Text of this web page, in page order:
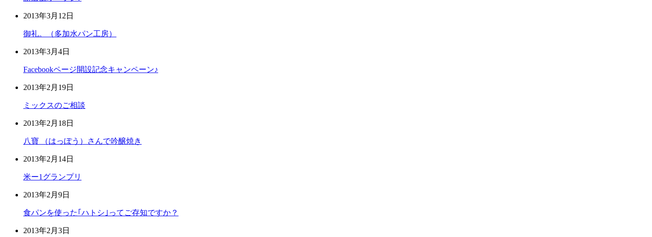
2013年3月12日
御礼。（多加水パン工房）
2013年3月4日
Facebookページ開設記念キャンペーン♪
2013年2月19日
ミックスのご相談
2013年2月18日
八寶 （はっぽう）さんで吟醸焼き
2013年2月14日
米ー1グランプリ
2013年2月9日
食パンを使った｢ハトシ｣ってご存知ですか？
2013年2月3日